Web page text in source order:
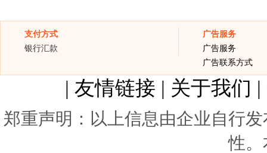
支付方式
银行汇款
广告服务
广告服务
广告联系方式
| 友情链接 | 关于我们 |
郑重声明：以上信息由企业自行
性。